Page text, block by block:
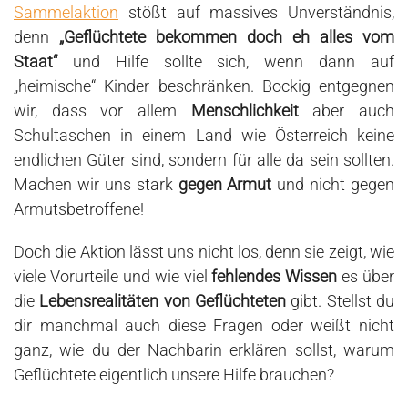
Sammelaktion stößt auf massives Unverständnis,
denn „Geflüchtete bekommen doch eh alles vom
Staat“und Hilfe sollte sich, wenn dann auf
„heimische“ Kinder beschränken. Bockig entgegnen
wir, dass vor allem
Menschlichkeitaber auch
Schultaschen in einem Land wie Österreich keine
endlichen Güter sind, sondern für alle da sein sollten.
Machen wir uns stark gegen Armut und nicht gegen
Armutsbetroffene!
Doch die Aktion lässt uns nicht los, denn sie zeigt, wie
viele Vorurteile und wie vielfehlendes Wissen es über
die Lebensrealitäten von Geflüchteten gibt. Stellst du
dir manchmal auch diese Fragen oder weißt nicht
ganz, wie du der Nachbarin erklären sollst, warum
Geflüchtete eigentlich unsere Hilfe brauchen?